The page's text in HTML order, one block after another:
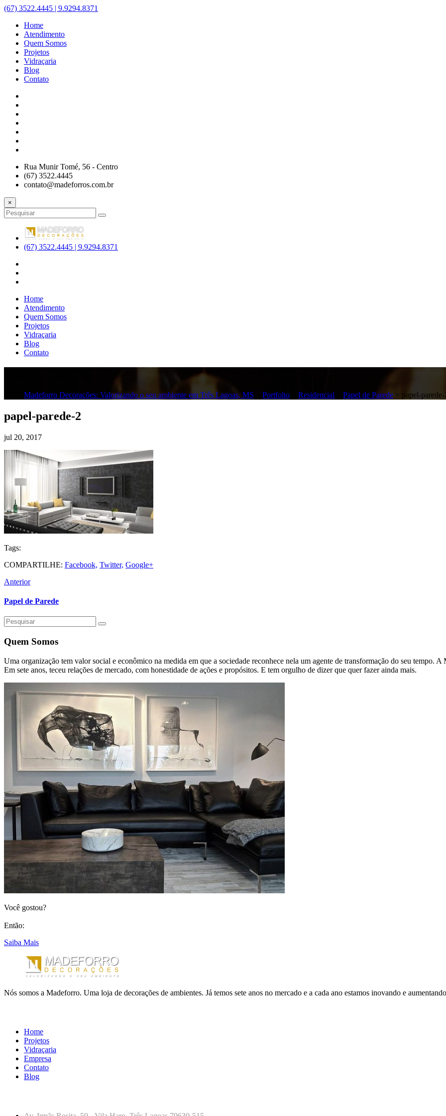
(67) 3522.4445 | 9.9294.8371
Home
Atendimento
Quem Somos
Projetos
Vidraçaria
Blog
Contato
Rua Munir Tomé, 56 - Centro
(67) 3522.4445
contato@madeforros.com.br
×
(67) 3522.4445 | 9.9294.8371
Home
Atendimento
Quem Somos
Projetos
Vidraçaria
Blog
Contato
Madeforro Decorações: Valorizando o seu ambiente em Três Lagoas, MS Portfolio Residencial Papel de Parede > papel-parede-
papel-parede-2
jul 20, 2017
Tags:
COMPARTILHE: Facebook, Twitter, Google+
Anterior
Papel de Parede
Quem Somos
Uma organização tem valor social e econômico na medida em que a sociedade reconhece nela um agente de transformação do seu tempo.
Em sete anos, teceu relações de mercado, com honestidade de ações e propósitos. E tem orgulho de dizer que quer fazer ainda mais.
Você gostou?
Então:
Saiba Mais
Nós somos a Madeforro. Uma loja de decorações de ambientes. Já temos sete anos no mercado e a cada ano estamos inovando e
Home
Projetos
Vidraçaria
Empresa
Contato
Blog